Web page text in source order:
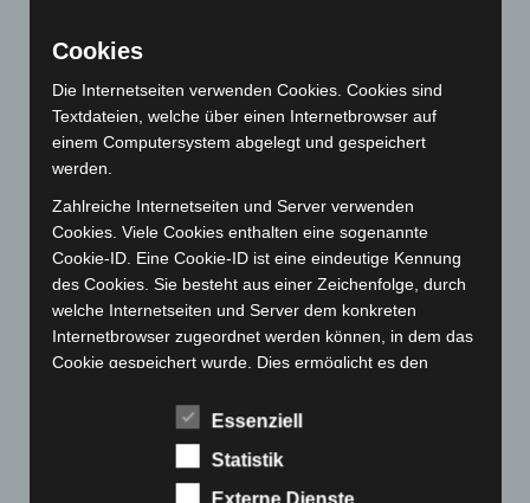
Oktober 2022
September 2022(205)
August 2022(166)
Juli 2022(133)
Juni 2022(167)
Mai 2022(177)
April 2022(198)
März 2022(221)
Februar 2022(189)
Januar 2022(190)
(204)
(215)
(171)
Cookies
Die Internetseiten verwenden Cookies. Cookies sind
Textdateien, welche über einen Internetbrowser auf
einem Computersystem abgelegt und gespeichert
werden.
Zahlreiche Internetseiten und Server verwenden
Cookies. Viele Cookies enthalten eine sogenannte
Cookie-ID. Eine Cookie-ID ist eine eindeutige Kennung
des Cookies. Sie besteht aus einer Zeichenfolge, durch
welche Internetseiten und Server dem konkreten
Internetbrowser zugeordnet werden können, in dem das
Cookie gespeichert wurde. Dies ermöglicht es den
Browser der betroffenen Person von anderen
Internetbrowsern, die andere Cookies enthalten, zu
unterscheiden. Ein bestimmter Internetbrowser kann
über die eindeutige Cookie-ID wiedererkannt und
Essenziell
Statistik